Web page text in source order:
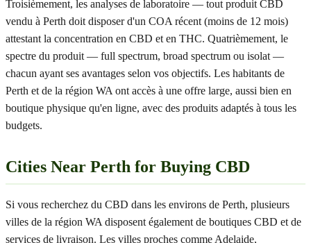
Troisièmement, les analyses de laboratoire — tout produit CBD
vendu à Perth doit disposer d'un COA récent (moins de 12 mois)
attestant la concentration en CBD et en THC. Quatrièmement, le
spectre du produit — full spectrum, broad spectrum ou isolat —
chacun ayant ses avantages selon vos objectifs. Les habitants de
Perth et de la région WA ont accès à une offre large, aussi bien en
boutique physique qu'en ligne, avec des produits adaptés à tous les
budgets.
Cities Near Perth for Buying CBD
Si vous recherchez du CBD dans les environs de Perth, plusieurs
villes de la région WA disposent également de boutiques CBD et de
services de livraison. Les villes proches comme Adelaide,